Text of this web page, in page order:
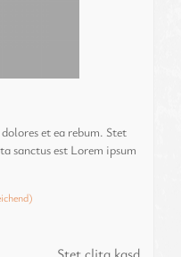
et ea rebum. Stet
sanc­tus est Lorem ipsum